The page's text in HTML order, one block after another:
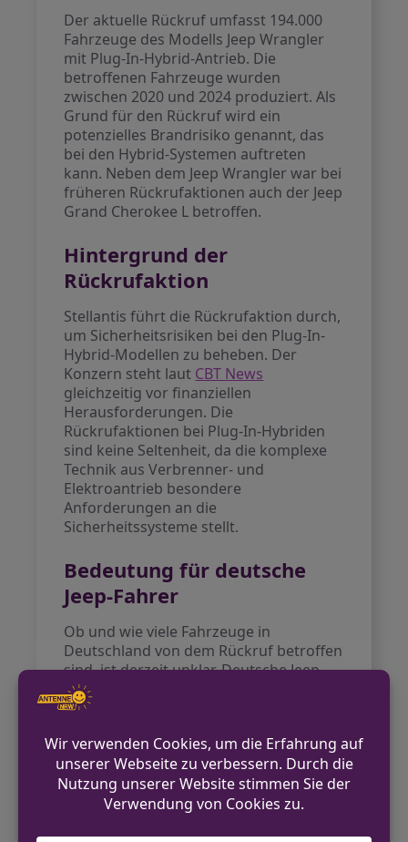
Der aktuelle Rückruf umfasst 194.000
Fahrzeuge des Modells Jeep Wrangler
mit Plug-In-Hybrid-Antrieb. Die
betroffenen Fahrzeuge wurden
zwischen 2020 und 2024 produziert. Als
Grund für den Rückruf wird ein
potenzielles Brandrisiko genannt, das
bei den Hybrid-Systemen auftreten
kann. Neben dem Jeep Wrangler war bei
früheren Rückrufaktionen auch der Jeep
Grand Cherokee L betroffen.
Hintergrund der
Rückrufaktion
Stellantis führt die Rückrufaktion durch,
um Sicherheitsrisiken bei den Plug-In-
Hybrid-Modellen zu beheben. Der
Konzern steht laut CBT News
gleichzeitig vor finanziellen
Herausforderungen. Die
Rückrufaktionen bei Plug-In-Hybriden
sind keine Seltenheit, da die komplexe
Technik aus Verbrenner- und
Elektroantrieb besondere
Anforderungen an die
Sicherheitssysteme stellt.
Bedeutung für deutsche
Jeep-Fahrer
Ob und wie viele Fahrzeuge in
Deutschland von dem Rückruf betroffen
sind, ist derzeit unklar. Deutsche Jeep-
Besitzer sollten sich bei ihrem Händler
informieren, ob ihr Fahrzeug
gibt es mehrere Stellantis-Händler und
Werkstätten, die bei eventuellen
Rückrufaktionen die notwendigen
Reparaturen durchführen können.